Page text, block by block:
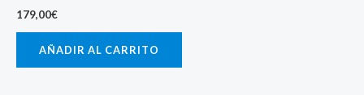
179,00€
AÑADIR AL CARRITO